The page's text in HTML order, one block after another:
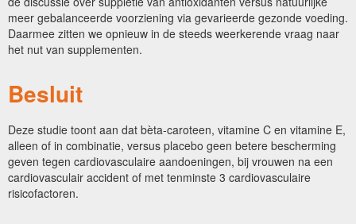
meer gebalanceerde voorziening via gevarieerde gezonde voeding.
Daarmee zitten we opnieuw in de steeds weerkerende vraag naar
het nut van supplementen.
Besluit
Deze studie toont aan dat bèta-caroteen, vitamine C en vitamine E,
alleen of in combinatie, versus placebo geen betere bescherming
geven tegen cardiovasculaire aandoeningen, bij vrouwen na een
cardiovasculair accident of met tenminste 3 cardiovasculaire
risicofactoren.